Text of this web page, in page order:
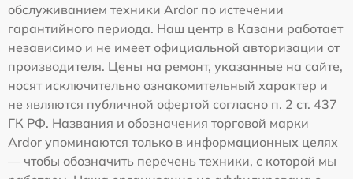
обслуживанием техники Ardor по истечении
гарантийного периода. Наш центр в Казани работает
независимо и не имеет официальной авторизации от
производителя. Цены на ремонт, указанные на сайте,
носят исключительно ознакомительный характер и
не являются публичной офертой согласно п. 2 ст. 437
ГК РФ. Названия и обозначения торговой марки
Ardor упоминаются только в информационных целях
— чтобы обозначить перечень техники, с которой мы